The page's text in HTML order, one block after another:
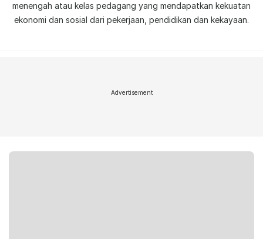
menengah atau kelas pedagang yang mendapatkan kekuatan
ekonomi dan sosial dari pekerjaan, pendidikan dan kekayaan.
Advertisement